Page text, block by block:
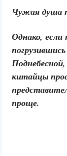
Чужая душа
Однако,
китайцы
проще.